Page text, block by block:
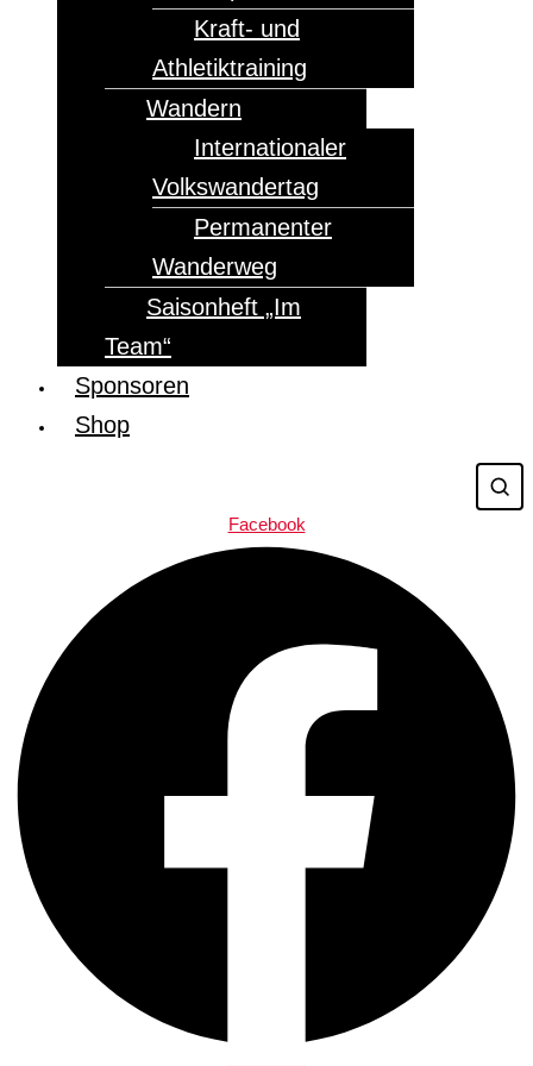
Kraft- und
Athletiktraining
Wandern
Internationaler
Volkswandertag
Permanenter
Wanderweg
Saisonheft „Im
Team“
Sponsoren
Shop
Facebook